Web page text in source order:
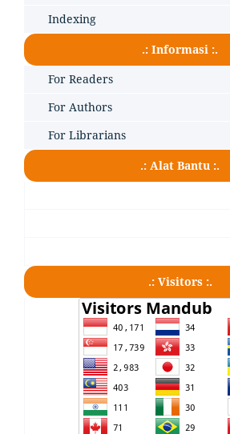
Indexing
.: Informasi :.
For Readers
For Authors
For Librarians
.: Alat Bantu :.
.: Visitors :.